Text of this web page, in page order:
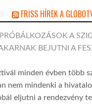
FRISS HÍREK A
A
BEJUTNI A
minden évben több
nem mindenki a
eljutni a rendezvény